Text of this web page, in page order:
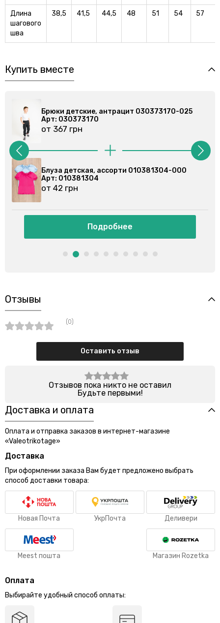
Длина
шагового
шва
38,5 41,5 44,5 48 51 54 57
Купить вместе
детские, антрацит 030373170-025
грн
детская, ассорти 010381304-000
грн
Брюки
Блуза
Отзывы
(0)
Оставить отзыв
Отзывов пока никто не оставил
Будьте первыми!
Доставка и оплата
Оплата и отправка заказов в интернет-магазине
«Valeotrikotage»
Доставка
При оформлении заказа Вам будет предложено выбрать
способ доставки товара:
Новая Почта УкрПочта Деливери
Meest пошта Магазин Rozetka
Оплата
Выбирайте удобный способ оплаты: